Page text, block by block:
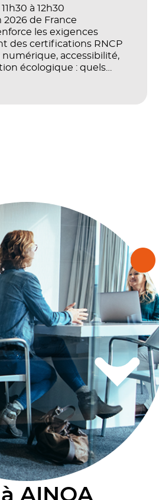
à 12h30
2026 de France
les exigences
des certifications RNCP
numérique, accessibilité,
écologique : quels
pour les référentiels dans
AINOA